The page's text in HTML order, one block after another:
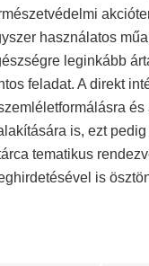
használatos
leginkább
feladat. A direkt
is, ezt
tematikus
is